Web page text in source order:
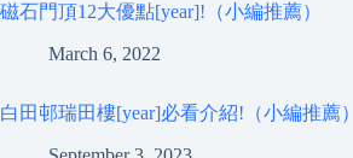
磁石門頂12大優點[year]!（小編推薦）
March 6, 2022
白田邨瑞田樓[year]必看介紹!（小編推薦）